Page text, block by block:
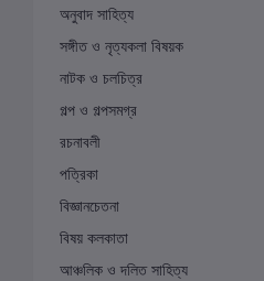
অনুবাদ সাহিত্য
সঙ্গীত ও নৃত্যকলা বিষয়ক
নাটক ও চলচিত্র
গল্প ও গল্পসমগ্র
রচনাবলী
পত্রিকা
বিজ্ঞানচেতনা
বিষয় কলকাতা
আঞ্চলিক ও দলিত সাহিত্য